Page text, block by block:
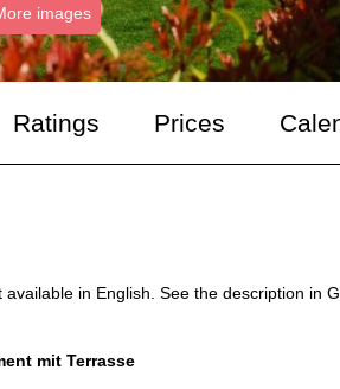
images
Ratings Prices
in English. See the description in
mit Terrasse